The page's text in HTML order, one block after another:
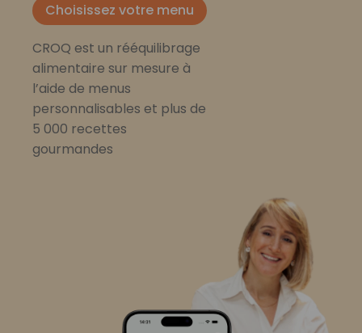
Choisissez votre menu
CROQ est un rééquilibrage
alimentaire sur mesure à
l’aide de menus
personnalisables et plus de
5 000 recettes
gourmandes